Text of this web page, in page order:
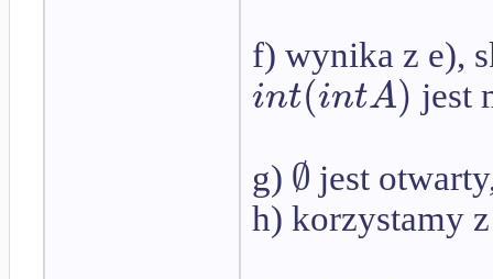
f) wynika z e),
int(intA) jest
g) ∅ jest
h) korzystamy